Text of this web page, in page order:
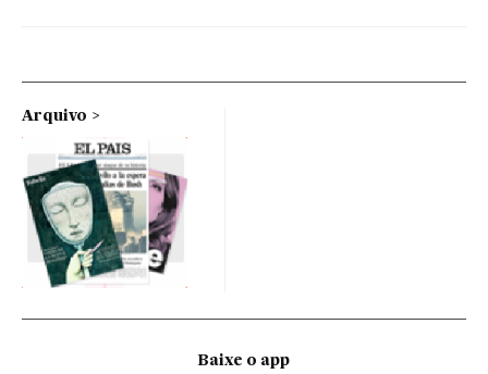
Arquivo
Baixe o app